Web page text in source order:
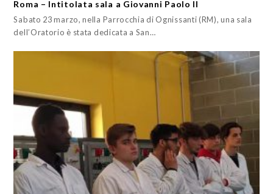
Roma – Intitolata sala a Giovanni Paolo II
Sabato 23 marzo, nella Parrocchia di Ognissanti (RM), una sala
dell’Oratorio è stata dedicata a San…